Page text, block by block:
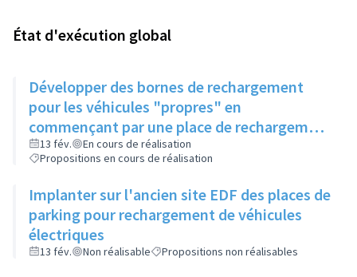
État d'exécution global
Développer des bornes de rechargement
pour les véhicules "propres" en
commençant par une place de rechargement
électrique sur le parking du futur
Intermarché
13 fév.
En cours de réalisation
Propositions en cours de réalisation
Implanter sur l'ancien site EDF des places de
parking pour rechargement de véhicules
électriques
13 fév. Non réalisable Propositions non réalisables